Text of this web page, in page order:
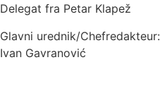
Delegat fra Petar Klapež
Glavni urednik/Chefredakteur:
Ivan Gavranović